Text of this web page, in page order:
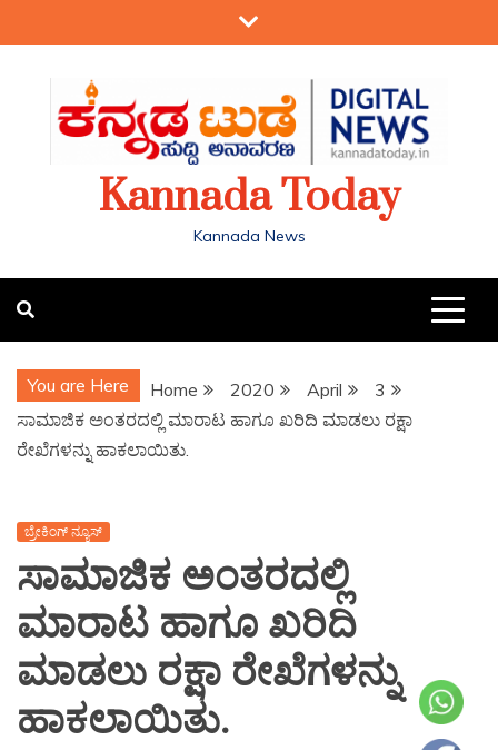
Kannada Today
Kannada News
You are Here Home 2020 April
3
ಸಾಮಾಜಿಕ ಅಂತರದಲ್ಲಿ ಮಾರಾಟ ಹಾಗೂ ಖರಿದಿ ಮಾಡಲು ರಕ್ಷಾ
ರೇಖೆಗಳನ್ನು ಹಾಕಲಾಯಿತು.
ಬ್ರೇಕಿಂಗ್ ನ್ಯೂಸ್
ಸಾಮಾಜಿಕ ಅಂತರದಲ್ಲಿ
ಮಾರಾಟ ಹಾಗೂ ಖರಿದಿ
ಮಾಡಲು ರಕ್ಷಾ ರೇಖೆಗಳನ್ನು
ಹಾಕಲಾಯಿತು.